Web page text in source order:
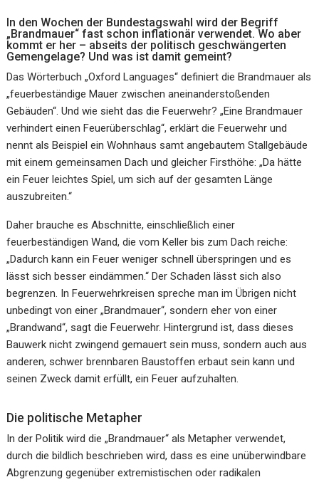
In den Wochen der Bundestagswahl wird der Begriff
„Brandmauer“ fast schon inflationär verwendet. Wo aber
kommt er her – abseits der politisch geschwängerten
Gemengelage? Und was ist damit gemeint?
Das Wörterbuch „Oxford Languages“ definiert die Brandmauer als
„feuerbeständige Mauer zwischen aneinanderstoßenden
Gebäuden“. Und wie sieht das die Feuerwehr? „Eine Brandmauer
verhindert einen Feuerüberschlag“, erklärt die Feuerwehr und
nennt als Beispiel ein Wohnhaus samt angebautem Stallgebäude
mit einem gemeinsamen Dach und gleicher Firsthöhe: „Da hätte
ein Feuer leichtes Spiel, um sich auf der gesamten Länge
auszubreiten.“
Daher brauche es Abschnitte, einschließlich einer
feuerbeständigen Wand, die vom Keller bis zum Dach reiche:
„Dadurch kann ein Feuer weniger schnell überspringen und es
lässt sich besser eindämmen.“ Der Schaden lässt sich also
begrenzen. In Feuerwehrkreisen spreche man im Übrigen nicht
unbedingt von einer „Brandmauer“, sondern eher von einer
„Brandwand“, sagt die Feuerwehr. Hintergrund ist, dass dieses
Bauwerk nicht zwingend gemauert sein muss, sondern auch aus
anderen, schwer brennbaren Baustoffen erbaut sein kann und
seinen Zweck damit erfüllt, ein Feuer aufzuhalten.
Die politische Metapher
In der Politik wird die „Brandmauer“ als Metapher verwendet,
durch die bildlich beschrieben wird, dass es eine unüberwindbare
Abgrenzung gegenüber extremistischen oder radikalen